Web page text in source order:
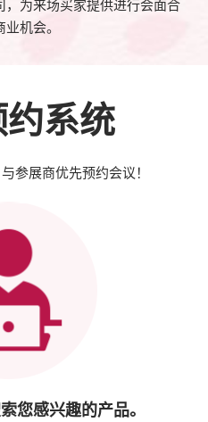
为来场买家提供进行会面合
机会。
系统
参展商优先预约会议！
您感兴趣的产品。